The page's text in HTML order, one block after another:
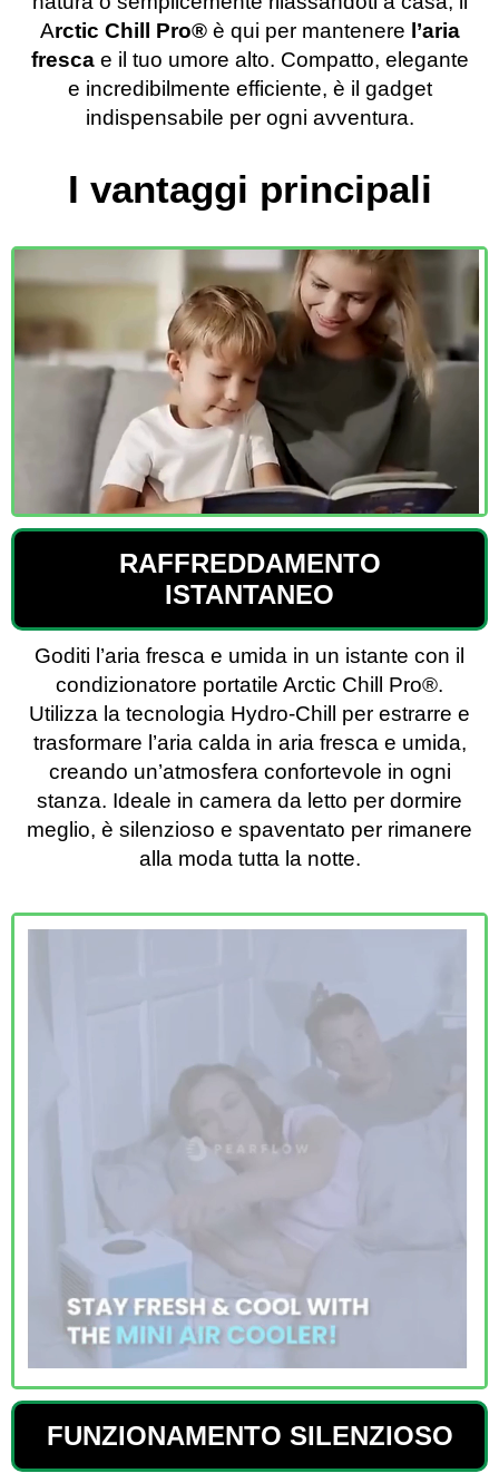
Arctic Chill Pro®️è qui per mantenere l’aria
frescae il tuo umore alto. Compatto, elegante
e incredibilmente efficiente, è il gadget
indispensabile per ogni avventura.
I vantaggi principali
RAFFREDDAMENTO
ISTANTANEO
Goditi l’aria fresca e umida in un istante con il
condizionatore portatile Arctic Chill Pro®️.
Utilizza la tecnologia Hydro-Chill per estrarre e
trasformare l’aria calda in aria fresca e umida,
creando un’atmosfera confortevole in ogni
stanza. Ideale in camera da letto per dormire
meglio, è silenzioso e spaventato per rimanere
alla moda tutta la notte.
FUNZIONAMENTO SILENZIOSO